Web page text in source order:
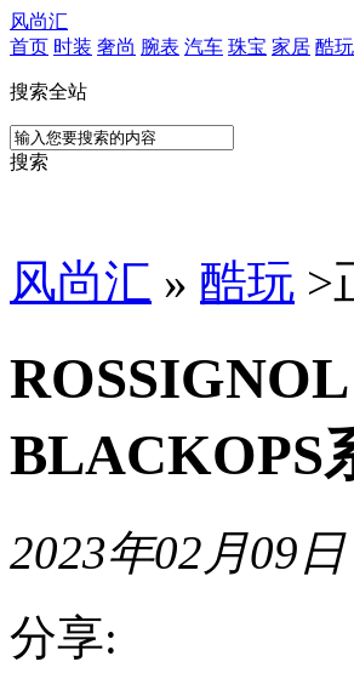
风尚汇
首页 时装 奢尚 腕表 汽车 珠宝 家居 酷玩
搜索全站
搜索
风尚汇 » 酷玩 >
BLACKOPS
2023年02月09
分享: